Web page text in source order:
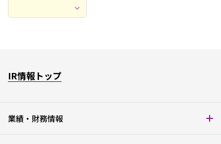
IR情報トップ
業績・財務情報